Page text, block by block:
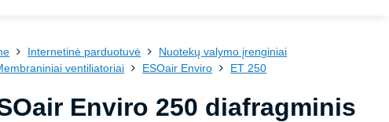
Internetinė parduotuvė
Nuotekų valymo įrenginiai
ventiliatoriai
ESOair Enviro ET 250
Enviro 250 diafragminis